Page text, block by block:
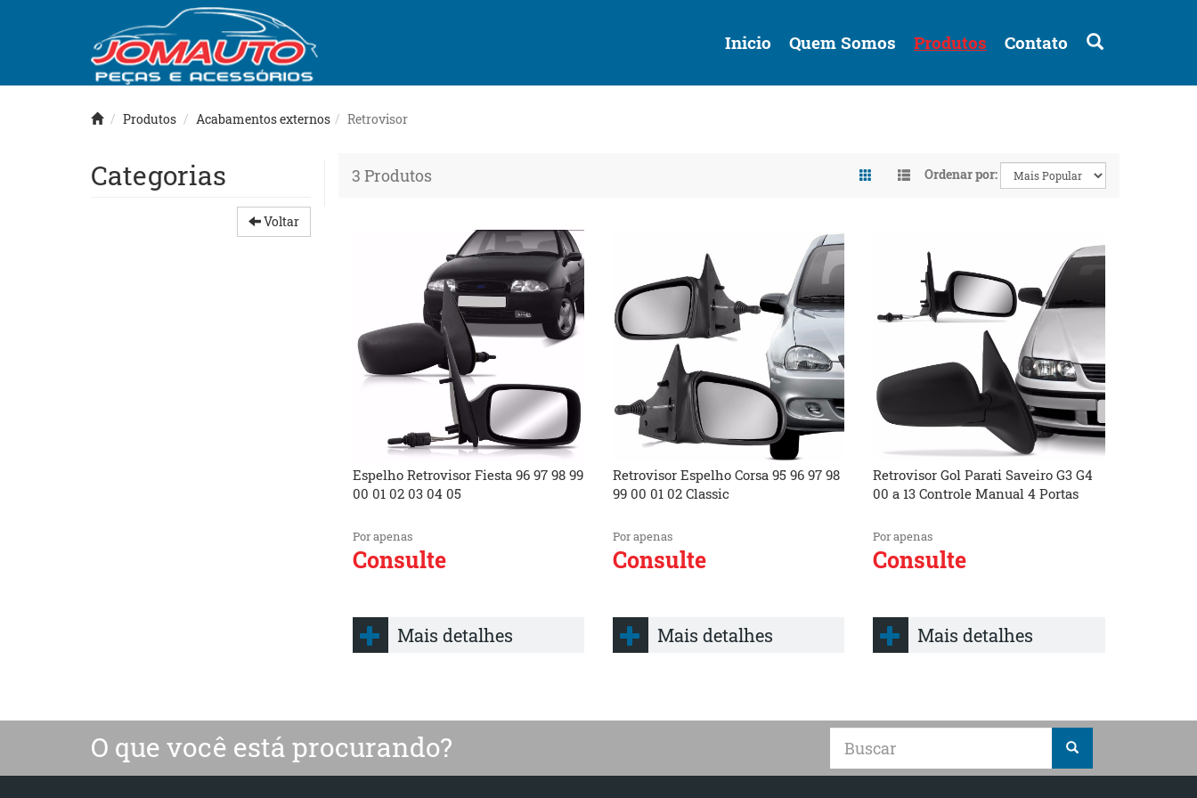
Inicio Quem Somos Produtos Contato Buscar
Produtos Acabamentos externos Retrovisor
Categorias
Voltar
3 Produtos Ordenar por:
Espelho Retrovisor Fiesta 96 97 98 99
00 01 02 03 04 05
Por apenas
Consulte
Mais detalhes
Retrovisor Espelho Corsa 95 96 97 98
99 00 01 02 Classic
Por apenas
Consulte
Mais detalhes
Retrovisor Gol Parati Saveiro G3 G4
00 a 13 Controle Manual 4 Portas
Por apenas
Consulte
Mais detalhes
O que você está procurando?